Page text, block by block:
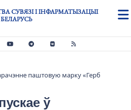
СУВЯЗІ І ІНФАРМАТЫЗАЦЫІ
паштовую марку «Герб
ў